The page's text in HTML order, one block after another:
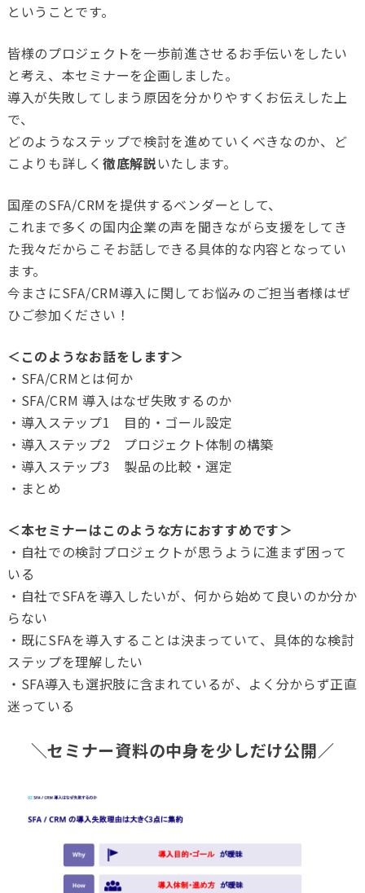
ということです。
皆様のプロジェクトを一歩前進させるお手伝いをしたい
と考え、本セミナーを企画しました。
導入が失敗してしまう原因を分かりやすくお伝えした上
で、
どのようなステップで検討を進めていくべきなのか、ど
こよりも詳しく 徹底解説いたします。
国産のSFA/CRMを提供するベンダーとして、
これまで多くの国内企業の声を聞きながら支援をしてき
た我々だからこそお話しできる具体的な内容となってい
ます。
今まさにSFA/CRM導入に関してお悩みのご担当者様はぜ
ひご参加ください！
＜このようなお話をします＞
・SFA/CRMとは何か
・SFA/CRM 導入はなぜ失敗するのか
・導入ステップ1 目的・ゴール設定
・導入ステップ2 プロジェクト体制の構築
・導入ステップ3 製品の比較・選定
・まとめ
＜本セミナーはこのような方におすすめです＞
・自社での検討プロジェクトが思うように進まず困って
いる
・自社でSFAを導入したいが、何から始めて良いのか分か
らない
・既にSFAを導入することは決まっていて、具体的な検討
ステップを理解したい
・SFA導入も選択肢に含まれているが、よく分からず正直
迷っている
＼セミナー資料の中身を少しだけ公開／